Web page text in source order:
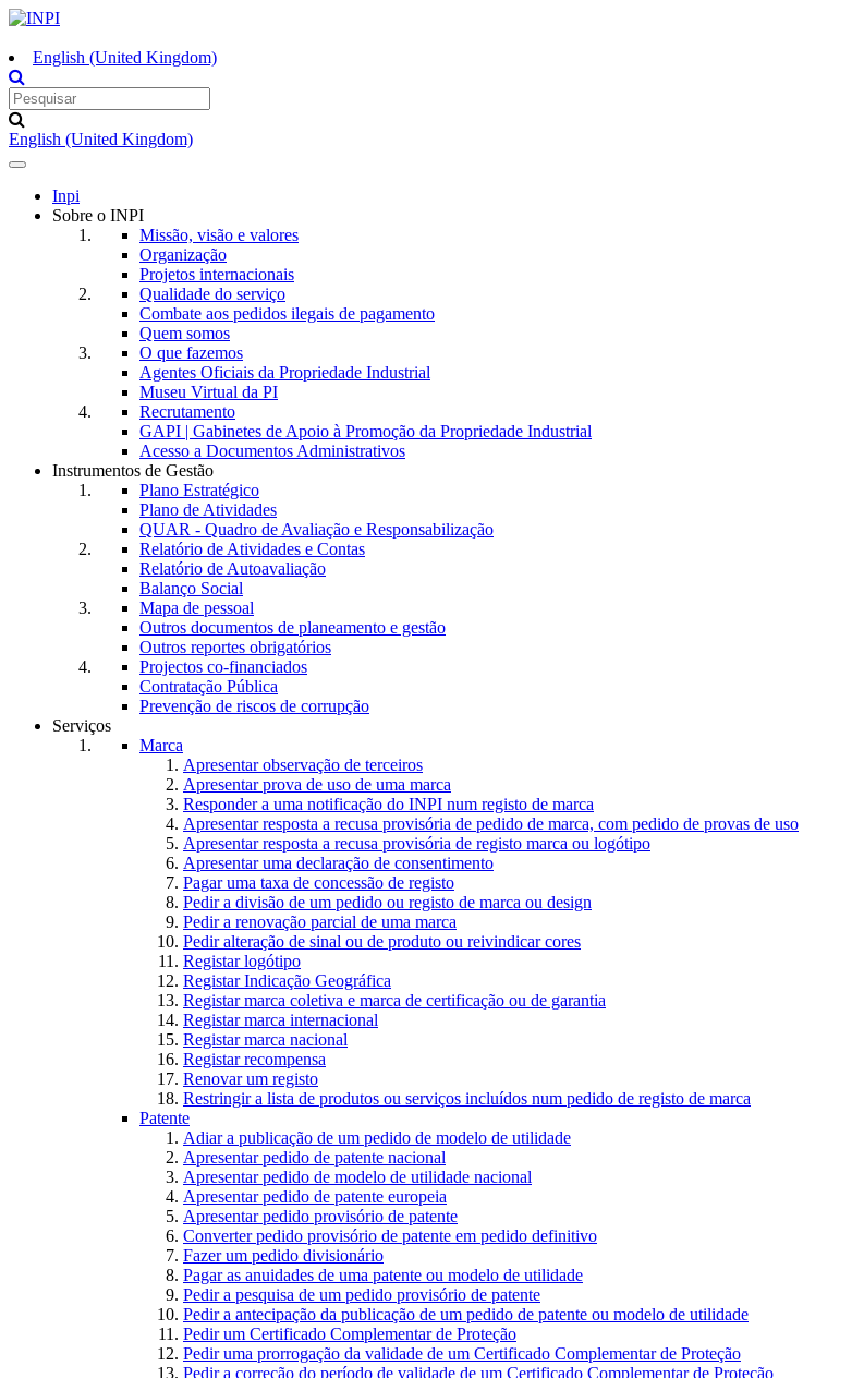
English (United Kingdom)
English (United Kingdom)
Toggle
navigation
Inpi
Sobre o INPI
Missão, visão e valores
Organização
Projetos internacionais
Qualidade do serviço
Combate aos pedidos ilegais de pagamento
Quem somos
O que fazemos
Agentes Oficiais da Propriedade Industrial
Museu Virtual da PI
Recrutamento
GAPI | Gabinetes de Apoio à Promoção da Propriedade Industrial
Acesso a Documentos Administrativos
Instrumentos de Gestão
Plano Estratégico
Plano de Atividades
QUAR - Quadro de Avaliação e Responsabilização
Relatório de Atividades e Contas
Relatório de Autoavaliação
Balanço Social
Mapa de pessoal
Outros documentos de planeamento e gestão
Outros reportes obrigatórios
Projectos co-financiados
Contratação Pública
Prevenção de riscos de corrupção
Serviços
Marca
Apresentar observação de terceiros
Apresentar prova de uso de uma marca
Responder a uma notificação do INPI num registo de marca
Apresentar resposta a recusa provisória de pedido de marca, com pedido de provas de uso
Apresentar resposta a recusa provisória de registo marca ou logótipo
Apresentar uma declaração de consentimento
Pagar uma taxa de concessão de registo
Pedir a divisão de um pedido ou registo de marca ou design
Pedir a renovação parcial de uma marca
Pedir alteração de sinal ou de produto ou reivindicar cores
Registar logótipo
Registar Indicação Geográfica
Registar marca coletiva e marca de certificação ou de garantia
Registar marca internacional
Registar marca nacional
Registar recompensa
Renovar um registo
Restringir a lista de produtos ou serviços incluídos num pedido de registo de marca
Patente
Adiar a publicação de um pedido de modelo de utilidade
Apresentar pedido de patente nacional
Apresentar pedido de modelo de utilidade nacional
Apresentar pedido de patente europeia
Apresentar pedido provisório de patente
Converter pedido provisório de patente em pedido definitivo
Fazer um pedido divisionário
Pagar as anuidades de uma patente ou modelo de utilidade
Pedir a pesquisa de um pedido provisório de patente
Pedir a antecipação da publicação de um pedido de patente ou modelo de utilidade
Pedir um Certificado Complementar de Proteção
Pedir uma prorrogação da validade de um Certificado Complementar de Proteção
Pedir a correção do período de validade de um Certificado Complementar de Proteção